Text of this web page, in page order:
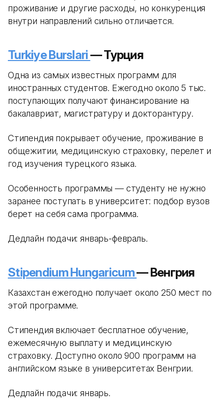
проживание и другие расходы, но конкуренция
внутри направлений сильно отличается.
Turkiye Burslari— Турция
Одна из самых известных программ для
иностранных студентов. Ежегодно около 5 тыс.
поступающих получают финансирование на
бакалавриат, магистратуру и докторантуру.
Стипендия покрывает обучение, проживание в
общежитии, медицинскую страховку, перелет и
год изучения турецкого языка.
Особенность программы — студенту не нужно
заранее поступать в университет: подбор вузов
берет на себя сама программа.
Дедлайн подачи: январь-февраль.
Stipendium Hungaricum— Венгрия
Казахстан ежегодно получает около 250 мест по
этой программе.
Стипендия включает бесплатное обучение,
ежемесячную выплату и медицинскую
страховку. Доступно около 900 программ на
английском языке в университетах Венгрии.
Дедлайн подачи: январь.